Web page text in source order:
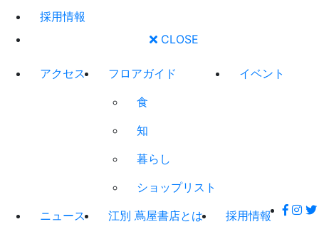
採用情報
CLOSE
アクセス
フロアガイド
食
知
暮らし
ショップリスト
イベント
ニュース 江別 蔦屋書店とは 採用情報